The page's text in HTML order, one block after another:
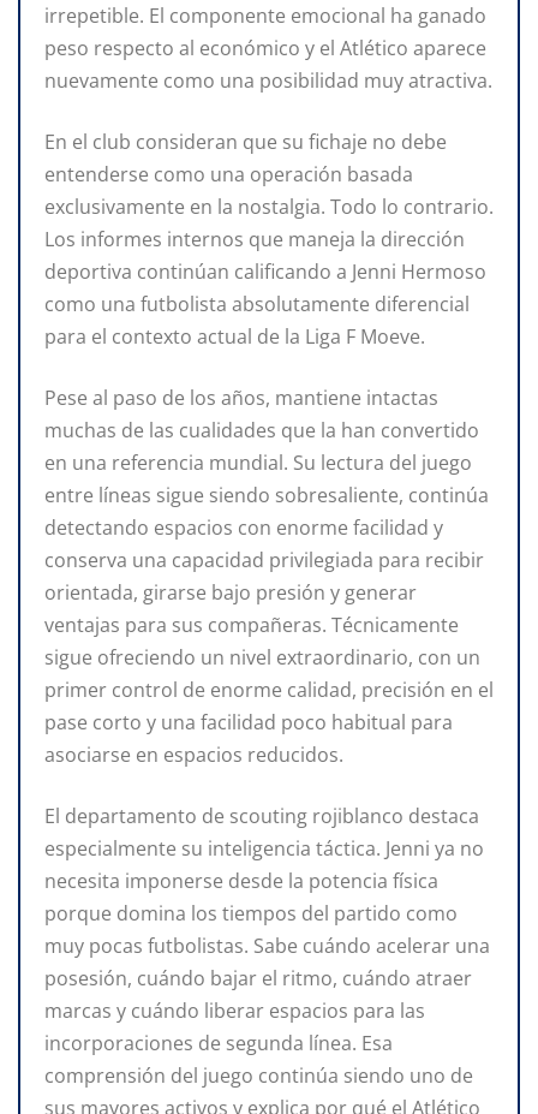
irrepetible. El componente emocional ha ganado
peso respecto al económico y el Atlético aparece
nuevamente como una posibilidad muy atractiva.
En el club consideran que su fichaje no debe
entenderse como una operación basada
exclusivamente en la nostalgia. Todo lo contrario.
Los informes internos que maneja la dirección
deportiva continúan calificando a Jenni Hermoso
como una futbolista absolutamente diferencial
para el contexto actual de la Liga F Moeve.
Pese al paso de los años, mantiene intactas
muchas de las cualidades que la han convertido
en una referencia mundial. Su lectura del juego
entre líneas sigue siendo sobresaliente, continúa
detectando espacios con enorme facilidad y
conserva una capacidad privilegiada para recibir
orientada, girarse bajo presión y generar
ventajas para sus compañeras. Técnicamente
sigue ofreciendo un nivel extraordinario, con un
primer control de enorme calidad, precisión en el
pase corto y una facilidad poco habitual para
asociarse en espacios reducidos.
El departamento de scouting rojiblanco destaca
especialmente su inteligencia táctica. Jenni ya no
necesita imponerse desde la potencia física
porque domina los tiempos del partido como
muy pocas futbolistas. Sabe cuándo acelerar una
posesión, cuándo bajar el ritmo, cuándo atraer
marcas y cuándo liberar espacios para las
incorporaciones de segunda línea. Esa
comprensión del juego continúa siendo uno de
sus mayores activos y explica por qué el Atlético